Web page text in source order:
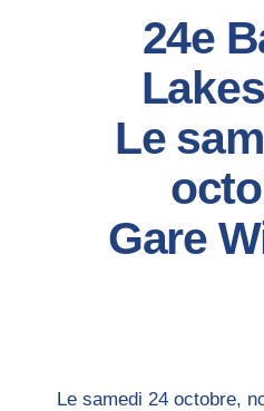
24e
Le
Gare
Le samedi 24 octobre,